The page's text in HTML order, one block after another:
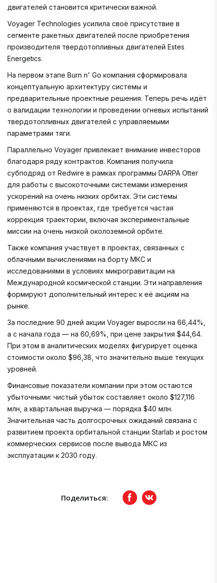
двигателей становится критически важной.
Voyager Technologies усилила своё присутствие в
сегменте ракетных двигателей после приобретения
производителя твердотопливных двигателей Estes
Energetics.
На первом этапе Burn n' Go компания сформировала
концептуальную архитектуру системы и
предварительные проектные решения. Теперь речь идёт
о валидации технологии и проведении огневых испытаний
твердотопливных двигателей с управляемыми
параметрами тяги.
Параллельно Voyager привлекает внимание инвесторов
благодаря ряду контрактов. Компания получила
субподряд от Redwire в рамках программы DARPA Otter
для работы с высокоточными системами измерения
ускорений на очень низких орбитах. Эти системы
применяются в проектах, где требуется частая
коррекция траектории, включая экспериментальные
миссии на очень низкой околоземной орбите.
Также компания участвует в проектах, связанных с
облачными вычислениями на борту МКС и
исследованиями в условиях микрогравитации на
Международной космической станции. Эти направления
формируют дополнительный интерес к её акциям на
рынке.
За последние 90 дней акции Voyager выросли на 66,44%,
а с начала года — на 60,69%, при цене закрытия $44,64.
При этом в аналитических моделях фигурирует оценка
стоимости около $96,38, что значительно выше текущих
уровней.
Финансовые показатели компании при этом остаются
убыточными: чистый убыток составляет около $127,116
млн, а квартальная выручка — порядка $40 млн.
Значительная часть долгосрочных ожиданий связана с
развитием проекта орбитальной станции Starlab и ростом
коммерческих сервисов после вывода МКС из
эксплуатации к 2030 году.
Поделиться: FacebookвКонтакте